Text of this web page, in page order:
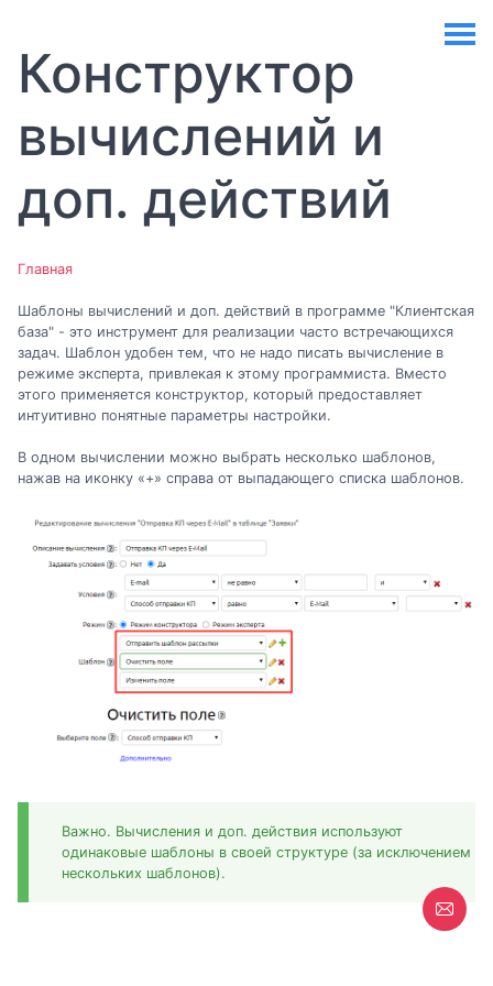
Конструктор
вычислений и
доп. действий
Главная
Шаблоны вычислений и доп. действий в программе "Клиентская
база" - это инструмент для реализации часто встречающихся
задач. Шаблон удобен тем, что не надо писать вычисление в
режиме эксперта, привлекая к этому программиста. Вместо
этого применяется конструктор, который предоставляет
интуитивно понятные параметры настройки.
В одном вычислении можно выбрать несколько шаблонов,
нажав на иконку «+» справа от выпадающего списка шаблонов.
Важно. Вычисления и доп. действия используют
одинаковые шаблоны в своей структуре (за исключением
нескольких шаблонов).